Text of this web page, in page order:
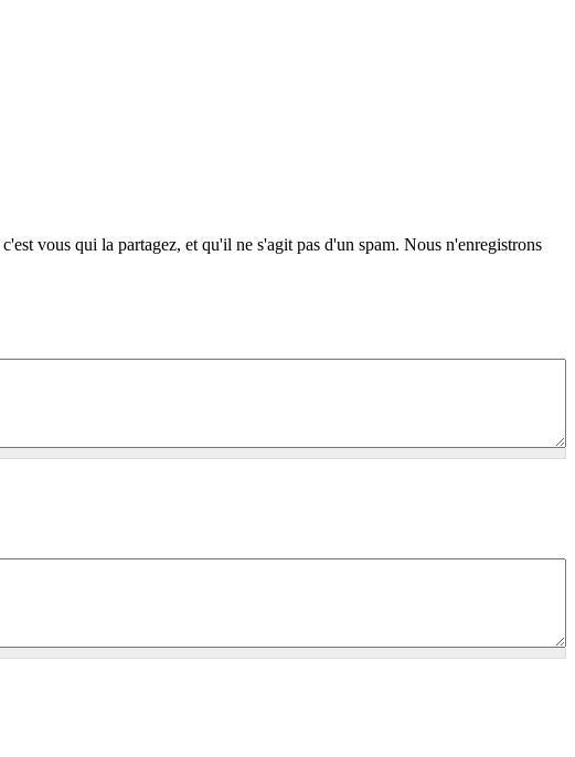
vous qui la partagez, et qu'il ne s'agit pas d'un spam. Nous n'enregistrons